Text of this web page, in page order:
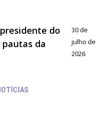
do
pautas da
30 de
julho de
2026